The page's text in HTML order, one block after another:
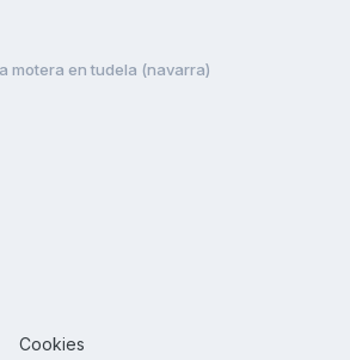
motera en tudela (navarra)
Cookies